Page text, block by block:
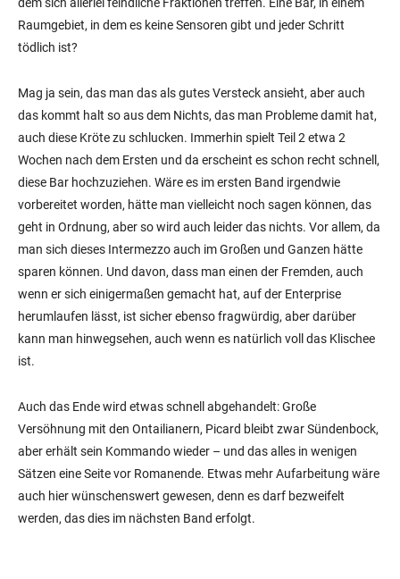
Raumgebiet, in dem es keine Sensoren gibt und jeder Schritt
tödlich ist?
Mag ja sein, das man das als gutes Versteck ansieht, aber auch
das kommt halt so aus dem Nichts, das man Probleme damit hat,
auch diese Kröte zu schlucken. Immerhin spielt Teil 2 etwa 2
Wochen nach dem Ersten und da erscheint es schon recht schnell,
diese Bar hochzuziehen. Wäre es im ersten Band irgendwie
vorbereitet worden, hätte man vielleicht noch sagen können, das
geht in Ordnung, aber so wird auch leider das nichts. Vor allem, da
man sich dieses Intermezzo auch im Großen und Ganzen hätte
sparen können. Und davon, dass man einen der Fremden, auch
wenn er sich einigermaßen gemacht hat, auf der Enterprise
herumlaufen lässt, ist sicher ebenso fragwürdig, aber darüber
kann man hinwegsehen, auch wenn es natürlich voll das Klischee
ist.
Auch das Ende wird etwas schnell abgehandelt: Große
Versöhnung mit den Ontailianern, Picard bleibt zwar Sündenbock,
aber erhält sein Kommando wieder – und das alles in wenigen
Sätzen eine Seite vor Romanende. Etwas mehr Aufarbeitung wäre
auch hier wünschenswert gewesen, denn es darf bezweifelt
werden, das dies im nächsten Band erfolgt.